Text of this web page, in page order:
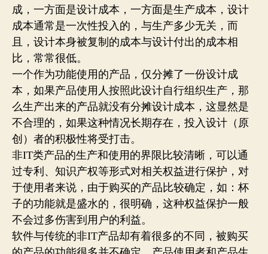
成，一方面是设计成本，一方面是生产成本，设计
成本通常是一次性投入的，与生产多少无关，而
且，设计本身被复制的成本与设计付出的成本相
比，常常很低。
一个作为功能使用的产品，仅分摊了一份设计成
本，如果产品使用人按照此设计自行组织生产，那
么生产出来的产品就没有分摊设计成本，这显然是
不合理的，如果这种情况长期存在，投入设计（原
创）者的积极性将受打击。
非IT类产品的生产和使用的界限比较清晰，可以通
过专利、知识产权等形式对相关权益进行保护，对
于使用者来说，由于购买的产品比较确定，如：杯
子的功能就是盛水的，很明确，这种权益保护一般
不会过多伤害到用户的利益。
软件与传统的非IT产品却有着很多的不同，被购买